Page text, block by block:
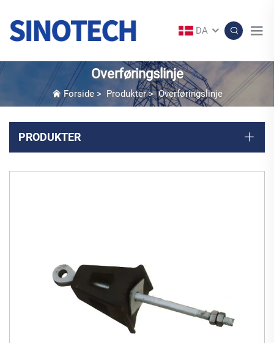
DA
Overføringslinje
Forside> Produkter>Overføringslinje
PRODUKTER